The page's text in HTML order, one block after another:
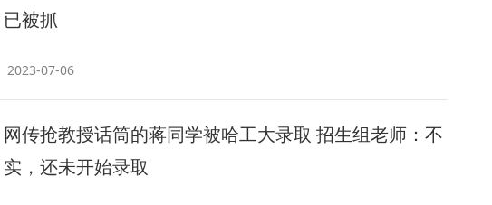
已被抓
2023-07-06
网传抢教授话筒的蒋同学被哈工大录取 招生组老师：不
实，还未开始录取